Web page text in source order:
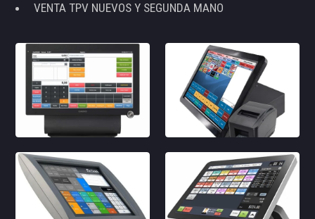
VENTA TPV NUEVOS Y SEGUNDA MANO